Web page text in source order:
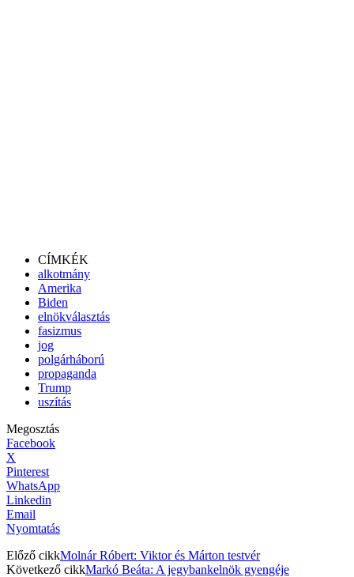
CÍMKÉK
alkotmány
Amerika
Biden
elnökválasztás
fasizmus
jog
polgárháború
propaganda
Trump
uszítás
Megosztás
Facebook
X
Pinterest
WhatsApp
Linkedin
Email
Nyomtatás
Előző cikkMolnár Róbert: Viktor és Márton testvér
Következő cikkMarkó Beáta: A jegybankelnök gyengéje